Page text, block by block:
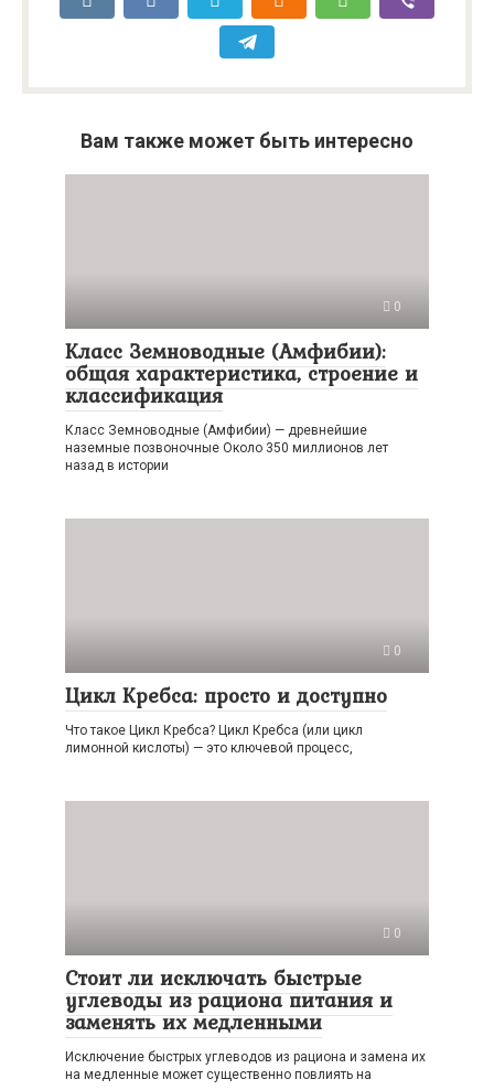
Вам также может быть интересно
0
Класс Земноводные (Амфибии):
общая характеристика, строение и
классификация
Класс Земноводные (Амфибии) — древнейшие
наземные позвоночные Около 350 миллионов лет
назад в истории
0
Цикл Кребса: просто и доступно
Что такое Цикл Кребса? Цикл Кребса (или цикл
лимонной кислоты) — это ключевой процесс,
0
Стоит ли исключать быстрые
углеводы из рациона питания и
заменять их медленными
Исключение быстрых углеводов из рациона и замена их
на медленные может существенно повлиять на